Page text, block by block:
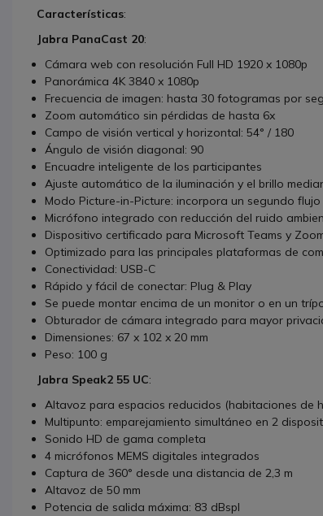
Características:
Jabra PanaCast 20:
Cámara web con resolución Full HD 1920 x 1080p
Panorámica 4K 3840 x 1080p
Frecuencia de imagen: hasta 30 fotogramas por
Zoom automático sin pérdidas de hasta 6x
Campo de visión vertical y horizontal: 54° / 180
Ángulo de visión diagonal: 90
Encuadre inteligente de los participantes
Ajuste automático de la iluminación y el brillo
Modo Picture-in-Picture: incorpora un segundo
Micrófono integrado con reducción del ruido
Dispositivo certificado para Microsoft Teams y
Optimizado para las principales plataformas de
Conectividad: USB-C
Rápido y fácil de conectar: Plug & Play
Se puede montar encima de un monitor o en un
Obturador de cámara integrado para mayor
Dimensiones: 67 x 102 x 20 mm
Peso: 100 g
Jabra Speak2 55 UC:
Altavoz para espacios reducidos (habitaciones de
Multipunto: emparejamiento simultáneo en 2
Sonido HD de gama completa
4 micrófonos MEMS digitales integrados
Captura de 360° desde una distancia de 2,3 m
Altavoz de 50 mm
Potencia de salida máxima: 83 dBspl